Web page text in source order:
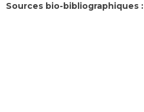
Sources bio-bibliographiques :